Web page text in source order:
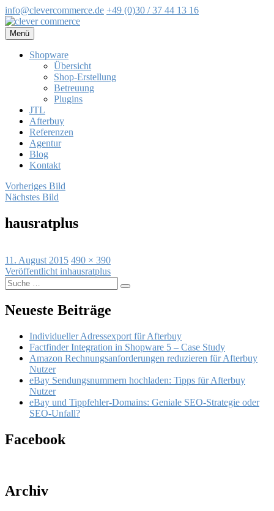
info@clevercommerce.de +49 (0)30 / 37 44 13 16
Zum
Inhalt
springen
Menü
Shopware
Übersicht
Shop-Erstellung
Betreuung
Plugins
JTL
Afterbuy
Referenzen
Agentur
Blog
Kontakt
Vorheriges Bild
Nächstes Bild
hausratplus
Veröffentlicht
am
11. August 2015 Volle
Größe
490 × 390
Beitragsnavigation
Veröffentlicht inhausratplus
Suche
nach:
Suchen
Neueste Beiträge
Individueller Adressexport für Afterbuy
Factfinder Integration in Shopware 5 – Case Study
Amazon Rechnungsanforderungen reduzieren für Afterbuy
Nutzer
eBay Sendungsnummern hochladen: Tipps für Afterbuy
Nutzer
eBay und Tippfehler-Domains: Geniale SEO-Strategie oder
SEO-Unfall?
Facebook
Archiv